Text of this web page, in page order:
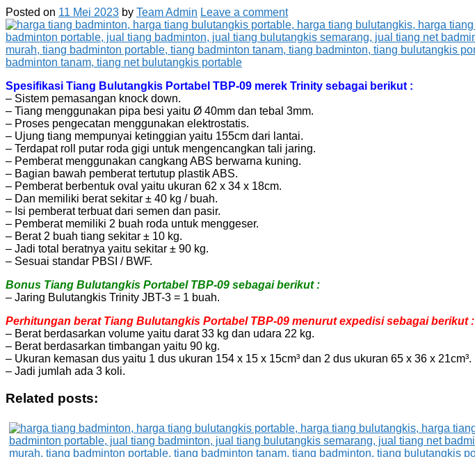
Posted on 11 Mei 2023 by Team Admin Leave a comment
Spesifikasi Tiang Bulutangkis Portabel TBP-09 merek Trinity sebagai berikut :
– Sistem pemasangan knock down.
– Tiang menggunakan pipa besi yaitu Ø 40mm dan tebal 3mm.
– Proses pengecatan menggunakan elektrostatis.
– Ujung tiang mempunyai ketinggian yaitu 155cm dari lantai.
– Terdapat roll putar roda gigi untuk mengencangkan tali jaring.
– Pemberat menggunakan cangkang ABS berwarna kuning.
– Bagian bawah pemberat tertutup plastik ABS.
– Pemberat berbentuk oval yaitu ukuran 62 x 34 x 18cm.
– Dan memiliki berat sekitar ± 40 kg / buah.
– Isi pemberat terbuat dari semen dan pasir.
– Pemberat memiliki 2 buah roda untuk menggeser.
– Berat 2 buah tiang sekitar ± 10 kg.
– Jadi total beratnya yaitu sekitar ± 90 kg.
– Sesuai standar PBSI / BWF.
Bonus Tiang Bulutangkis Portabel TBP-09 sebagai berikut :
– Jaring Bulutangkis Trinity JBT-3 = 1 buah.
Perhitungan berat Tiang Bulutangkis Portabel TBP-09 menurut expedisi sebagai berikut :
– Berat berdasarkan volume yaitu darat 33 kg dan udara 22 kg.
– Berat berdasarkan timbangan yaitu 90 kg.
– Ukuran kemasan dus yaitu 1 dus ukuran 154 x 15 x 15cm³ dan 2 dus ukuran 65 x 36 x 21cm³.
– Jadi jumlah ada 3 koli.
Related posts: